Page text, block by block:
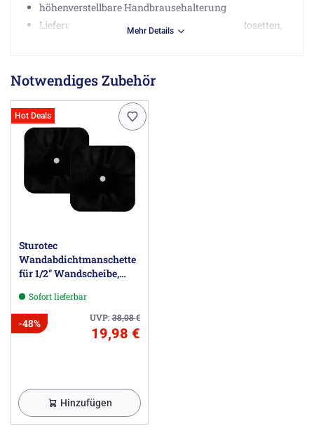
höhenverstellbare Handbrausehalterung
Lieferumfang: Showerpipe mit Thermostat, Rosetten,
Bestehend aus:
Kopfbrause 240 1jet EcoSmart 7,6 l/min (# 26727000)
Handbrause Vario EcoSmart 7,6 l/min (# 26332400)
Brauseschlauch 160 cm (# 28276000)
Herstellerinformationen
Hansgrohe Vertriebs GmbH, Auestr. 5-9, 77761 Schiltach
DE, info@hansgrohe.de
Mehr Details
Notwendiges Zubehör
Hot Deals
Sturotec
Wandabdichtmanschette
für 1/2" Wandscheibe,
Sofort lieferbar
UVP:38,08€
-48%
19,98 €
Hinzufügen